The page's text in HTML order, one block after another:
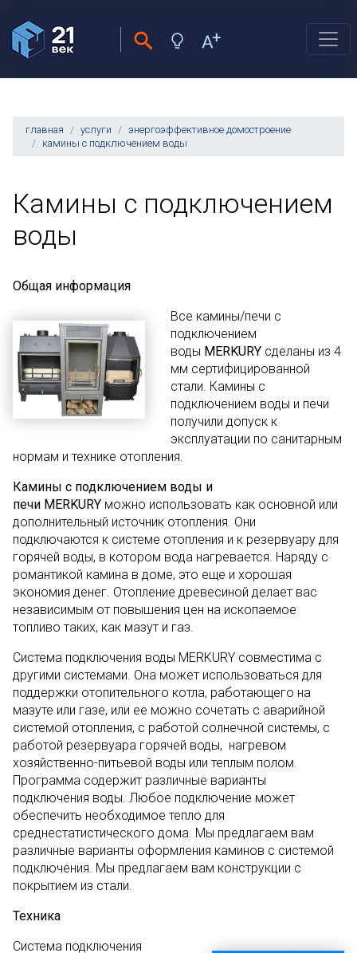
главная услуги
энергоэффективное домостроение
камины с подключением воды
Камины с подключением
воды
Общая информация
Все камины/печи с
подключением
воды MERKURY сделаны из 4
мм сертифицированной
стали. Камины с
подключением воды и печи
получили допуск к
эксплуатации по санитарным
нормам и технике отопления.
Камины с подключением воды и
печи MERKURY можно использовать как основной или
дополнительный источник отопления. Они
подключаются к системе отопления и к резервуару для
горячей воды, в котором вода нагревается. Наряду с
романтикой камина в доме, это еще и хорошая
экономия денег. Отопление древесиной делает вас
независимым от повышения цен на ископаемое
топливо таких, как мазут и газ.
Система подключения воды MERKURY совместима с
другими системами. Она может использоваться для
поддержки отопительного котла, работающего на
мазуте или газе, или ее можно сочетать с аварийной
системой отопления, с работой солнечной системы, с
работой резервуара горячей воды, нагревом
хозяйственно-питьевой воды или теплым полом.
Программа содержит различные варианты
подключения воды. Любое подключение может
обеспечить необходимое тепло для
среднестатистического дома. Мы предлагаем вам
различные варианты оформления каминов с системой
подключения. Мы предлагаем вам конструкции с
покрытием из стали.
Техника
Система подключения